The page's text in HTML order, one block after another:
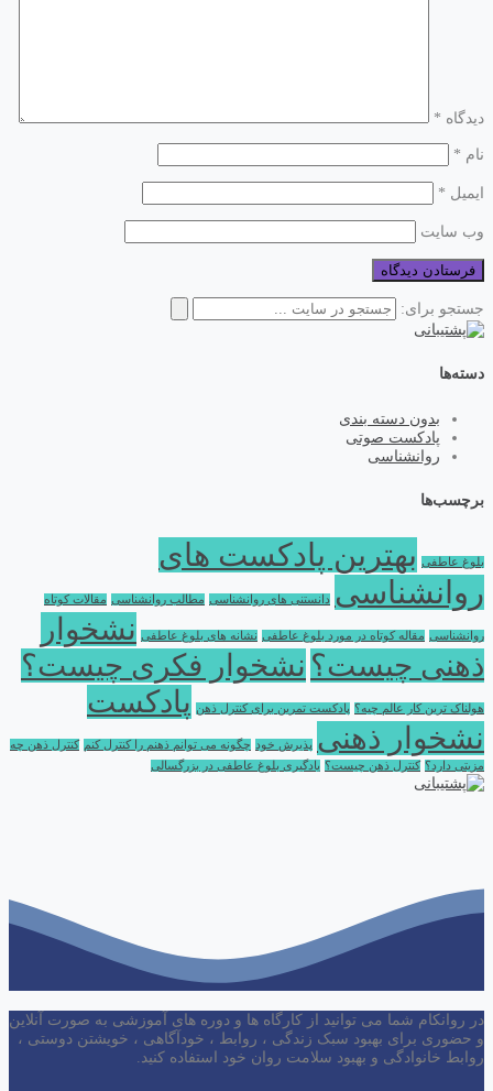
دیدگاه *
نام *
ایمیل *
وب‌ سایت
جستجو برای:
دسته‌ها
بدون دسته بندی
پادکست صوتی
روانشناسی
برچسب‌ها
بلوغ عاطفی
بهترین پادکست های
روانشناسی
دانستنی های روانشناسی مطالب روانشناسی مقالات کوتاه
روانشناسی مقاله کوتاه در مورد بلوغ عاطفی نشانه های بلوغ عاطفی
نشخوار
ذهنی چیست؟ نشخوار فکری چیست؟
هولناک ترین کار عالم چیه؟ پادکست تمرین برای کنترل ذهن
پادکست
نشخوار ذهنی
پذیرش خود چگونه می توانم ذهنم را کنترل کنم کنترل ذهن چه
مزیتی دارد؟ کنترل ذهن چیست؟ یادگیری بلوغ عاطفی در بزرگسالی
در روانکام شما می توانید از کارگاه ها و دوره های آموزشی به صورت آنلاین
و حضوری برای بهبود سبک زندگی ، روابط ، خودآگاهی ، خویشتن دوستی ،
روابط خانوادگی و بهبود سلامت روان خود استفاده کنید.